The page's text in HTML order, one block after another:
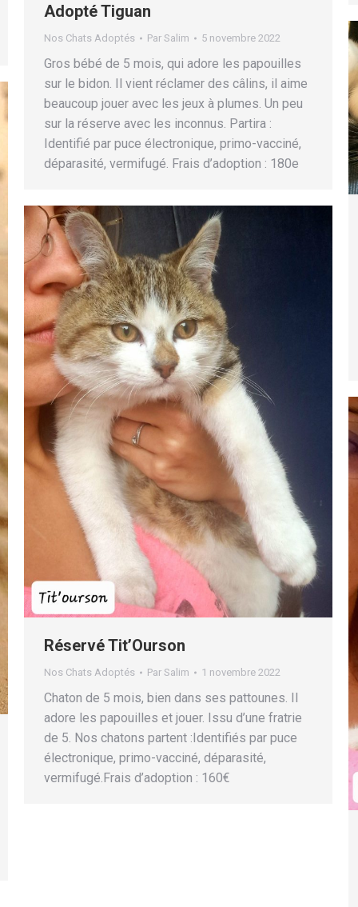
Adopté Tiguan
Nos Chats Adoptés Par Salim 5 novembre 2022
Gros bébé de 5 mois, qui adore les papouilles
sur le bidon. Il vient réclamer des câlins, il aime
beaucoup jouer avec les jeux à plumes. Un peu
sur la réserve avec les inconnus. Partira :
Identifié par puce électronique, primo-vacciné,
déparasité, vermifugé. Frais d’adoption : 180e
Réservé Tit’Ourson
Nos Chats Adoptés Par Salim 1 novembre 2022
Chaton de 5 mois, bien dans ses pattounes. Il
adore les papouilles et jouer. Issu d’une fratrie
de 5. Nos chatons partent :Identifiés par puce
électronique, primo-vacciné, déparasité,
vermifugé.Frais d’adoption : 160€